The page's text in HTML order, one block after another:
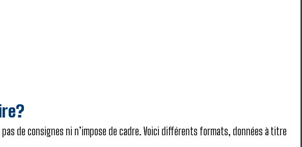
de consignes ni n’impose de cadre. Voici différents formats, données à titre